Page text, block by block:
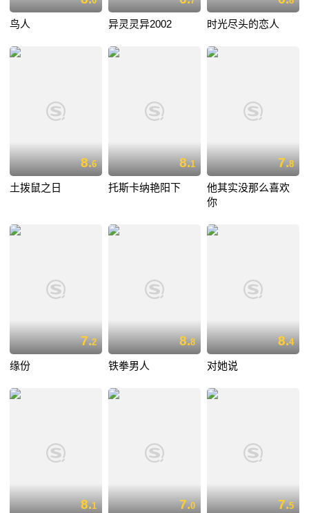
鸟人 异灵灵异2002 时光尽头的恋人
8.6
土拨鼠之日
8.1
托斯卡纳艳阳下
7.8
他其实没那么喜欢
你
7.2
缘份
8.8
铁拳男人
8.4
对她说
8.1 7.0 7.5